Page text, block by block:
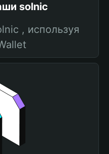
solnic
, используя